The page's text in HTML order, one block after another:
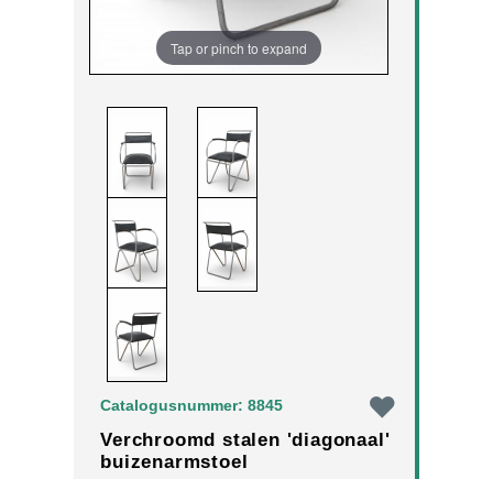
Tap or pinch to expand
Catalogusnummer: 8845
Verchroomd stalen 'diagonaal'
buizenarmstoel